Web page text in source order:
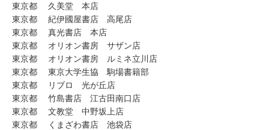
東京都 久美堂 本店
東京都 紀伊國屋書店 高尾店
東京都 真光書店 本店
東京都 オリオン書房 サザン店
東京都 オリオン書房 ルミネ立川店
東京都 東京大学生協 駒場書籍部
東京都 リブロ 光が丘店
東京都 竹島書店 江古田南口店
東京都 文教堂 中野坂上店
東京都 くまざわ書店 池袋店